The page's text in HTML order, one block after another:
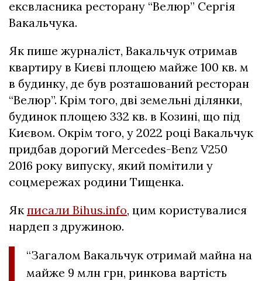
ексвласника ресторану “Велюр” Сергія
Вакальчука.
Як пише журналіст, Вакальчук отримав
квартиру в Києві площею майже 100 кв. м
в будинку, де був розташований ресторан
“Велюр”. Крім того, дві земельні ділянки,
будинок площею 332 кв. в Козині, що під
Києвом. Окрім того, у 2022 році Вакальчук
придбав дорогий Mercedes-Benz V250
2016 року випуску, який помітили у
соцмережах родини Тищенка.
Як писали Bihus.info, цим користувалися
нардеп з дружиною.
“Загалом Вакальчук отримай майна на
майже 9 млн грн, ринкова вартість